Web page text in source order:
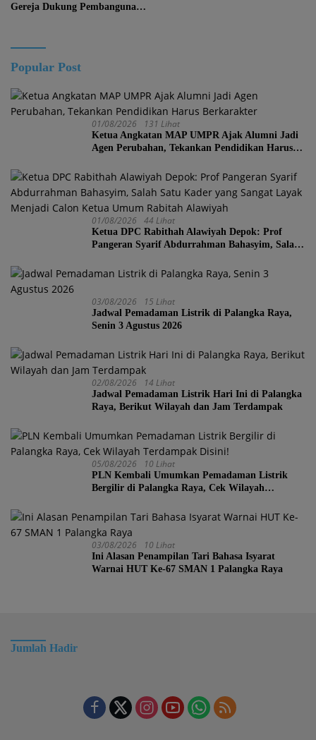
Gereja Dukung Pembangunan
Popular Post
01/08/2026 131 Lihat
Ketua Angkatan MAP UMPR Ajak Alumni Jadi
Agen Perubahan, Tekankan Pendidikan Harus
01/08/2026 44 Lihat
Ketua DPC Rabithah Alawiyah Depok: Prof
Pangeran Syarif Abdurrahman Bahasyim, Salah
Ketua Umum Rabitah Alawiyah
03/08/2026 15 Lihat
Jadwal Pemadaman Listrik di Palangka Raya,
Senin 3 Agustus 2026
02/08/2026 14 Lihat
Jadwal Pemadaman Listrik Hari Ini di Palangka
Raya, Berikut Wilayah dan Jam Terdampak
05/08/2026 10 Lihat
PLN Kembali Umumkan Pemadaman Listrik
Bergilir di Palangka Raya, Cek Wilayah
03/08/2026 10 Lihat
Ini Alasan Penampilan Tari Bahasa Isyarat
Warnai HUT Ke-67 SMAN 1 Palangka Raya
Jumlah Hadir